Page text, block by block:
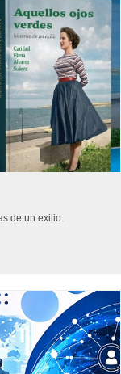
de un exilio.